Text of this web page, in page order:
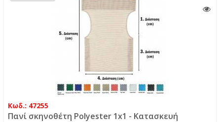
Κωδ.: 47255
Πανί σκηνοθέτη Polyester 1x1 - Κατασκευή